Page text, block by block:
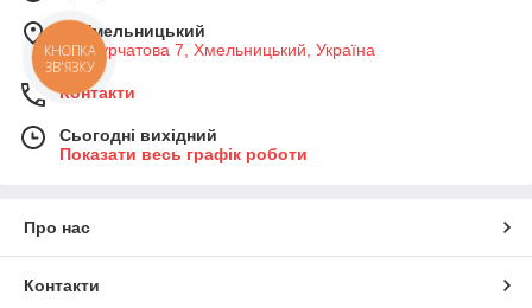
м. Хмельницький
вул Курчатова 7, Хмельницький, Україна
Контакти
Сьогодні вихідний
Показати весь графік роботи
Про нас
Контакти
КНОПКА
ЗВ'ЯЗКУ